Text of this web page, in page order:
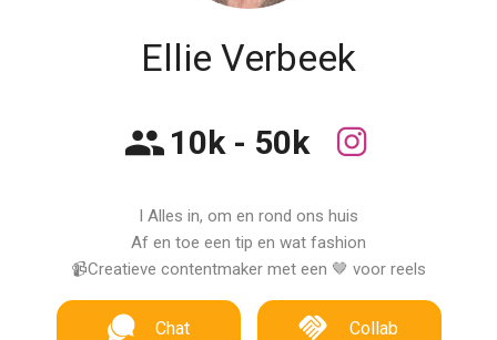
Ellie Verbeek
10k - 50k
I Alles in, om en rond ons huis
Af en toe een tip en wat fashion
📹Creatieve contentmaker met een 🤎 voor reels
Chat Collab